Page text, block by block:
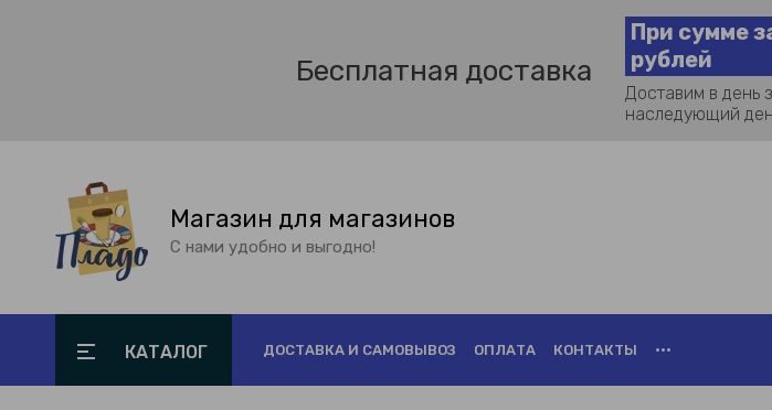
Бесплатная доставка
При сумме
рублей
Доставим в день
наследующий
Магазин для магазинов
С нами удобно и выгодно!
КАТАЛОГ ДОСТАВКА И САМОВЫВОЗ ОПЛАТА КОНТАКТЫ •••